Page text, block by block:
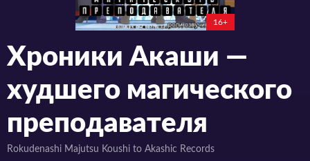
16+
Хроники Акаши —
худшего магического
преподавателя
Rokudenashi Majutsu Koushi to Akashic Records